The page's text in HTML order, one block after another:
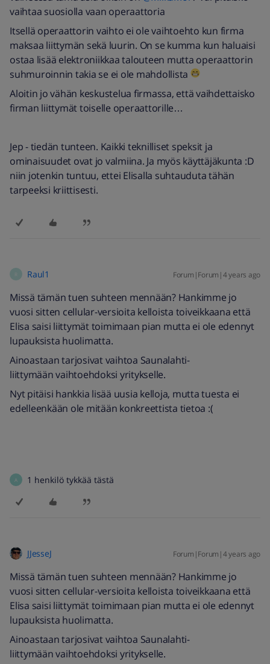
vaihtaa suosiolla vaan operaattoria
Itsellä operaattorin vaihto ei ole vaihtoehto kun firma
maksaa liittymän sekä luurin. On se kumma kun haluaisi
ostaa lisää elektroniikkaa talouteen mutta operaattorin
suhmuroinnin takia se ei ole mahdollista
Aloitin jo vähän keskustelua firmassa, että vaihdettaisko
firman liittymät toiselle operaattorille…
Jep - tiedän tunteen. Kaikki teknilliset speksit ja
ominaisuudet ovat jo valmiina. Ja myös käyttäjäkunta :D
niin jotenkin tuntuu, ettei Elisalla suhtauduta tähän
tarpeeksi kriittisesti. ​​​​​​
R Raul1 Forum|Forum|4 years ago
Missä tämän tuen suhteen mennään? Hankimme jo
vuosi sitten cellular-versioita kelloista toiveikkaana että
Elisa saisi liittymät toimimaan pian mutta ei ole edennyt
lupauksista huolimatta.
Ainoastaan tarjosivat vaihtoa Saunalahti-
liittymään vaihtoehdoksi yritykselle.
Nyt pitäisi hankkia lisää uusia kelloja, mutta tuesta ei
edelleenkään ole mitään konkreettista tietoa :(
A 1 henkilö tykkää tästä
JJesseJ Forum|Forum|4 years ago
Missä tämän tuen suhteen mennään? Hankimme jo
vuosi sitten cellular-versioita kelloista toiveikkaana että
Elisa saisi liittymät toimimaan pian mutta ei ole edennyt
lupauksista huolimatta.
Ainoastaan tarjosivat vaihtoa Saunalahti-
liittymään vaihtoehdoksi yritykselle.